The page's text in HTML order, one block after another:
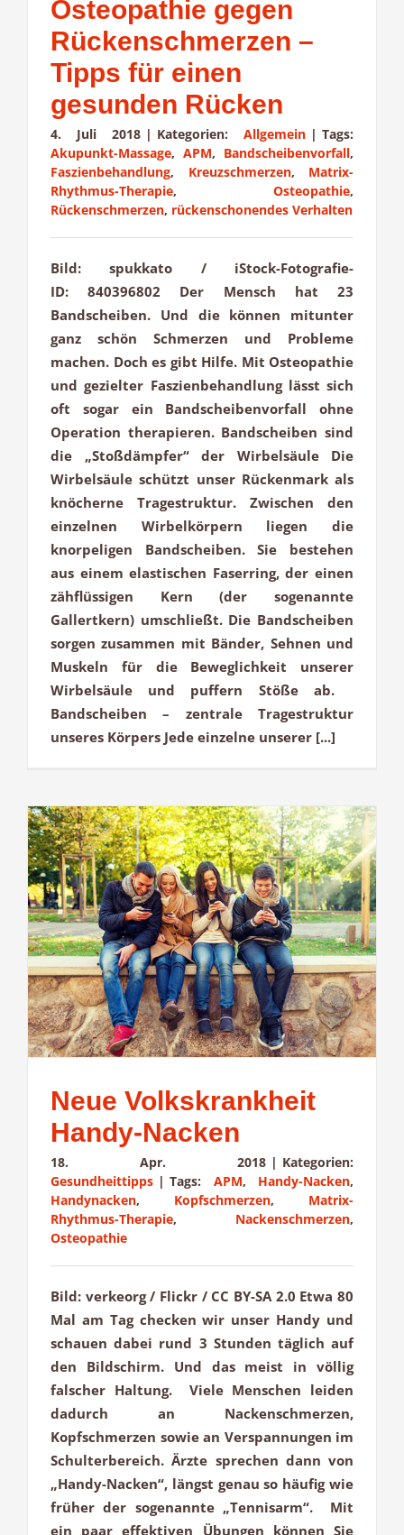
Osteopathie gegen
Rückenschmerzen –
Tipps für einen
gesunden Rücken
4. Juli 2018 | Kategorien: Allgemein | Tags:
Akupunkt-Massage, APM, Bandscheibenvorfall,
Faszienbehandlung, Kreuzschmerzen, Matrix-
Rhythmus-Therapie, Osteopathie,
Rückenschmerzen, rückenschonendes Verhalten
Bild: spukkato / iStock-Fotografie-
ID: 840396802 Der Mensch hat 23
Bandscheiben. Und die können mitunter
ganz schön Schmerzen und Probleme
machen. Doch es gibt Hilfe. Mit Osteopathie
und gezielter Faszienbehandlung lässt sich
oft sogar ein Bandscheibenvorfall ohne
Operation therapieren. Bandscheiben sind
die „Stoßdämpfer“ der Wirbelsäule Die
Wirbelsäule schützt unser Rückenmark als
knöcherne Tragestruktur. Zwischen den
einzelnen Wirbelkörpern liegen die
knorpeligen Bandscheiben. Sie bestehen
aus einem elastischen Faserring, der einen
zähflüssigen Kern (der sogenannte
Gallertkern) umschließt. Die Bandscheiben
sorgen zusammen mit Bänder, Sehnen und
Muskeln für die Beweglichkeit unserer
Wirbelsäule und puffern Stöße ab.
Bandscheiben – zentrale Tragestruktur
unseres Körpers Jede einzelne unserer [...]
Neue Volkskrankheit
Handy-Nacken
18. Apr. 2018 | Kategorien:
Gesundheittipps | Tags: APM, Handy-Nacken,
Handynacken, Kopfschmerzen, Matrix-
Rhythmus-Therapie, Nackenschmerzen,
Osteopathie
Bild: verkeorg / Flickr / CC BY-SA 2.0 Etwa 80
Mal am Tag checken wir unser Handy und
schauen dabei rund 3 Stunden täglich auf
den Bildschirm. Und das meist in völlig
falscher Haltung. Viele Menschen leiden
dadurch an Nackenschmerzen,
Kopfschmerzen sowie an Verspannungen im
Schulterbereich. Ärzte sprechen dann von
„Handy-Nacken“, längst genau so häufig wie
früher der sogenannte „Tennisarm“. Mit
ein paar effektiven Übungen können Sie